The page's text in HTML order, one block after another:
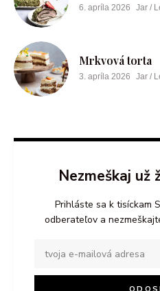
6. apríla 2026 Jar /
Mrkvová torta
3. apríla 2026 Jar /
Nezmeškaj už
Prihláste sa k tisíckam
odberateľov a